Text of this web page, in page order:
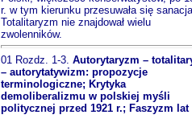
r. w tym kierunku przesuwała się
Totalitaryzm nie znajdował wielu
zwolenników.
01 Rozdz. 1-3. Autorytaryzm –
– autorytatywizm: propozycje
terminologiczne; Krytyka
demoliberalizmu w polskiej myśli
politycznej przed 1921 r.; Faszyzm lat